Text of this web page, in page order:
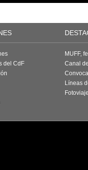
del CdF
MUFF,
Canal
Líneas